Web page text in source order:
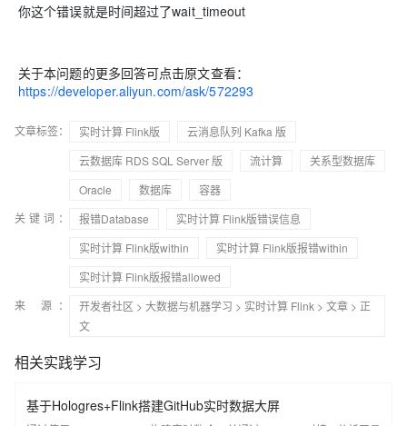
你这个错误就是时间超过了wait_timeout
关于本问题的更多回答可点击原文查看：
https://developer.aliyun.com/ask/572293
文章标签： 实时计算 Flink版
云消息队列 Kafka 版
云数据库 RDS SQL Server 版
流计算
关系型数据库
Oracle
数据库
容器
关键词：
报错Database
实时计算 Flink版错误信息
实时计算 Flink版within
实时计算 Flink版报错within
实时计算 Flink版报错allowed
来 源：
开发者社区 > 大数据与机器学习 > 实时计算 Flink > 文章 > 正
文
相关实践学习
基于Hologres+Flink搭建GitHub实时数据大屏